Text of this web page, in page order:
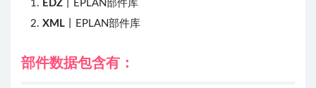
EDZ 丨EPLAN部件库
XML 丨EPLAN部件库
部件数据包含有：